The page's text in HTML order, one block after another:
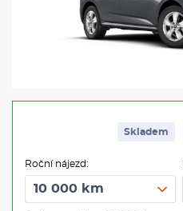
Skladem
Roční nájezd: